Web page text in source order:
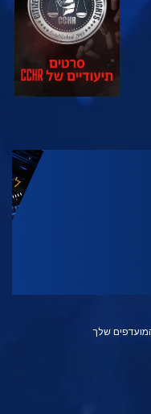
בדוק את הסדרה
שלך